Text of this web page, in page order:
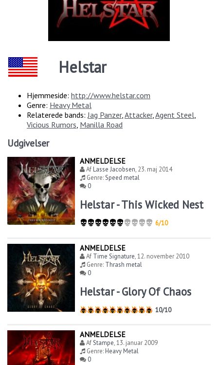
Helstar
Hjemmeside: http://www.helstar.com
Genre: Heavy Metal
Relaterede bands: Jag Panzer, Attacker, Agent Steel
Vicious Rumors Manilla Road
Udgivelser
ANMELDELSE
AfLasse Jacobsen, 23. maj 2014
Genre:Speed metal
0
Helstar - This Wicked Nest
6/10
ANMELDELSE
Af Time Signature,12. november 2010
Genre: Thrash metal
0
Helstar - Glory Of Chaos
10/10
ANMELDELSE
AfStampe,13. januar 2009
Genre:Heavy Metal
0